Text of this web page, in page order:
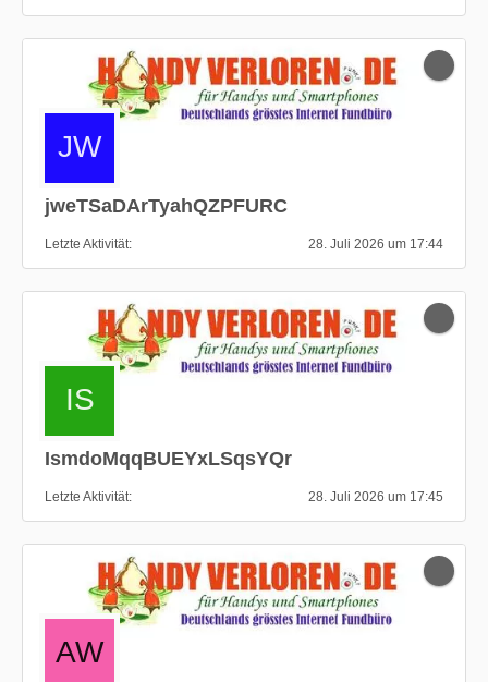
jweTSaDArTyahQZPFURC
Letzte Aktivität 28. Juli 2026 um 17:44
IsmdoMqqBUEYxLSqsYQr
Letzte Aktivität 28. Juli 2026 um 17:45